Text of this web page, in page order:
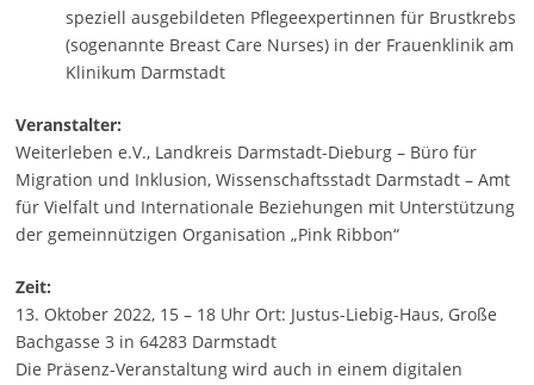
speziell ausgebildeten Pflegeexpertinnen für Brustkrebs
(sogenannte Breast Care Nurses) in der Frauenklinik am
Klinikum Darmstadt
Veranstalter:
Weiterleben e.V., Landkreis Darmstadt-Dieburg – Büro für
Migration und Inklusion, Wissenschaftsstadt Darmstadt – Amt
für Vielfalt und Internationale Beziehungen mit Unterstützung
der gemeinnützigen Organisation „Pink Ribbon“
Zeit:
13. Oktober 2022, 15 – 18 Uhr Ort: Justus-Liebig-Haus, Große
Bachgasse 3 in 64283 Darmstadt
Die Präsenz-Veranstaltung wird auch in einem digitalen